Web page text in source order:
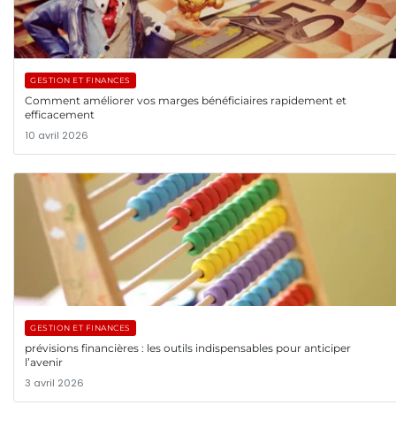
GESTION ET FINANCES
Comment améliorer vos marges bénéficiaires rapidement et
efficacement
10 avril 2026
GESTION ET FINANCES
prévisions financières : les outils indispensables pour anticiper
l’avenir
3 avril 2026